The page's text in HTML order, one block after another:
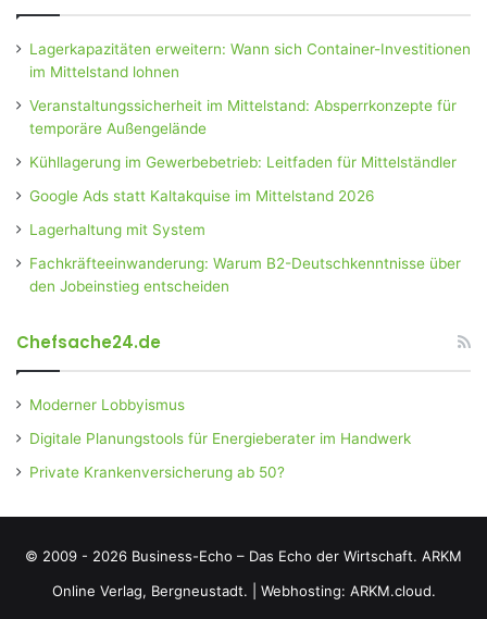
Lagerkapazitäten erweitern: Wann sich Container-Investitionen
im Mittelstand lohnen
Veranstaltungssicherheit im Mittelstand: Absperrkonzepte für
temporäre Außengelände
Kühllagerung im Gewerbebetrieb: Leitfaden für Mittelständler
Google Ads statt Kaltakquise im Mittelstand 2026
Lagerhaltung mit System
Fachkräfteeinwanderung: Warum B2-Deutschkenntnisse über
den Jobeinstieg entscheiden
Chefsache24.de
Moderner Lobbyismus
Digitale Planungstools für Energieberater im Handwerk
Private Krankenversicherung ab 50?
© 2009 - 2026 Business-Echo – Das Echo der Wirtschaft. ARKM
Online Verlag, Bergneustadt.
Webhosting: ARKM.cloud.